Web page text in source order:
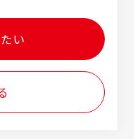
入社5年目）：年収
ー（入社10年目）：年
い